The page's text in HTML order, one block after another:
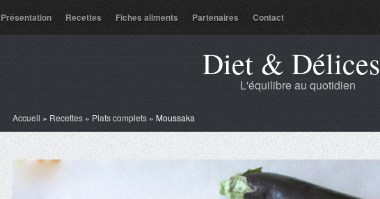
Présentation Recettes Fiches aliments Partenaires Contact
Diet & Délices
L'équilibre au quotidien
Accueil » Recettes » Plats complets » Moussaka